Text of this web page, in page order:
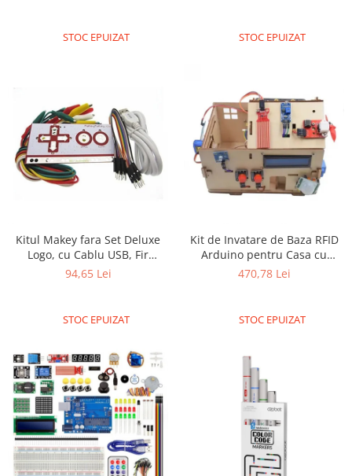
Roti si Senile
Servomotoare
Suruburi, Piulite, Conectare
Platforme de dezvoltare
Arduino
Android
Flora
FPGA
Intel
Latte Panda
Micro:bit
STOC EPUIZAT STOC EPUIZAT
Kitul Makey fara Set Deluxe
Logo, cu Cablu USB, Fir
Dupond si Clipsuri Alligator
94,65 Lei
STOC EPUIZAT
Kit de Invatare de Baza RFID
Arduino pentru Casa cu
Blocuri Inteligente
470,78 Lei
STOC EPUIZAT